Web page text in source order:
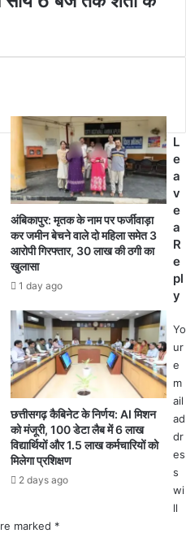
अंबिकापुर: मृतक के नाम पर फर्जीवाड़ा
कर जमीन बेचने वाले दो महिला समेत 3
आरोपी गिरफ्तार, 30 लाख की ठगी का
खुलासा
1 day ago
छत्तीसगढ़ कैबिनेट के निर्णय: AI मिशन
को मंजूरी, 100 डेटा लैब में 6 लाख
विद्यार्थियों और 1.5 लाख कर्मचारियों को
मिलेगा प्रशिक्षण
2 days ago
L
e
a
v
e
a
R
e
pl
y
Yo
ur
e
m
ail
ad
dr
es
s
wi
ll
marked *